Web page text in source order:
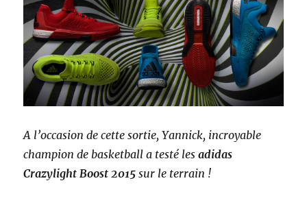
A l’occasion de cette sortie, Yannick, incroyable
champion de basketball a testé lesadidas
Crazylight Boost 2015 sur le terrain !